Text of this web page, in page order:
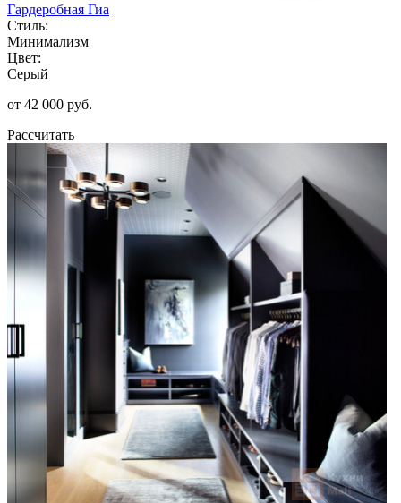
Гардеробная Гиа
Стиль:
Минимализм
Цвет:
Серый
от 42 000 руб.
Рассчитать